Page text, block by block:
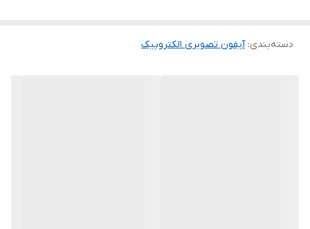
دسته‌بندی:آیفون تصویری الکتروپیک